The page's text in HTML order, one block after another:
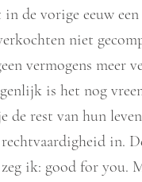
in de vorige eeuw
niet
vermogens meer
is het nog
de rest van hun
in.
ik: good for you.